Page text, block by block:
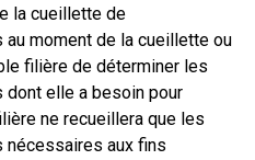
la cueillette de
moment de la cueillette ou
filière de déterminer les
dont elle a besoin pour
ne recueillera que les
nécessaires aux fins